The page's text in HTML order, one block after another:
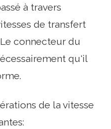
à travers
de transfert
connecteur du
qu'il
de la vitesse